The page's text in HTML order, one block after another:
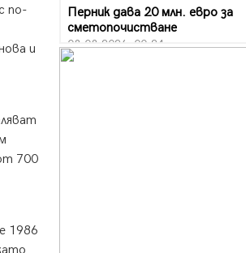
по-
и
700
1986
Перник дава 20 млн. евро за
сметопочистване
08.08.2026, 00:24